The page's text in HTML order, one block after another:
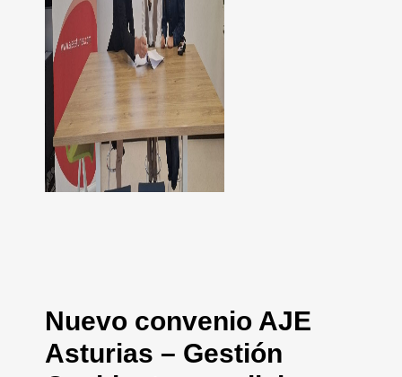
Nuevo convenio AJE
Asturias – Gestión